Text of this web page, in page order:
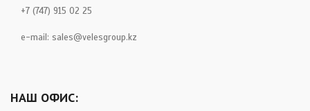
+7 (747) 915 02 25
e-mail: sales@velesgroup.kz
НАШ ОФИС: